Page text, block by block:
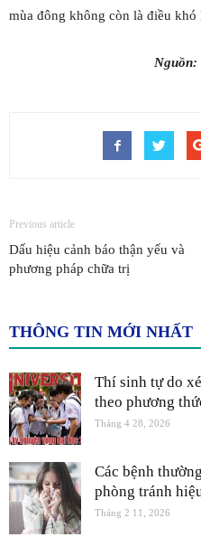
mùa đông không còn là điều khó
Nguồn:
Previous article
Dấu hiệu cảnh báo thận yếu và
phương pháp chữa trị
THÔNG TIN MỚI NHẤT
Thí sinh tự do
theo phương
Tháng 4 28, 2026
Các bệnh
phòng tránh
Tháng 2 11, 2026